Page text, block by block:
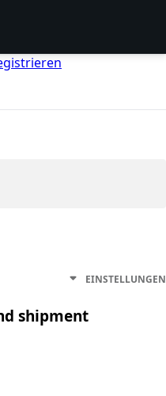
EINSTELLUNGEN
shipment